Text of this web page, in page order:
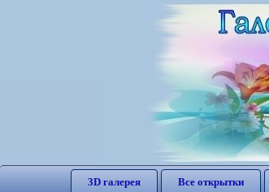
3D галерея Все открытки